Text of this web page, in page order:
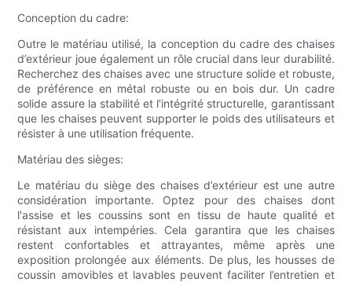
Conception du cadre:
Outre le matériau utilisé, la conception du cadre des chaises
d’extérieur joue également un rôle crucial dans leur durabilité.
Recherchez des chaises avec une structure solide et robuste,
de préférence en métal robuste ou en bois dur. Un cadre
solide assure la stabilité et l'intégrité structurelle, garantissant
que les chaises peuvent supporter le poids des utilisateurs et
résister à une utilisation fréquente.
Matériau des sièges:
Le matériau du siège des chaises d’extérieur est une autre
considération importante. Optez pour des chaises dont
l'assise et les coussins sont en tissu de haute qualité et
résistant aux intempéries. Cela garantira que les chaises
restent confortables et attrayantes, même après une
exposition prolongée aux éléments. De plus, les housses de
coussin amovibles et lavables peuvent faciliter l’entretien et